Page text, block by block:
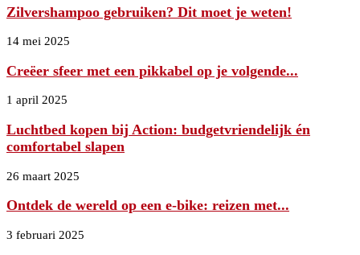
Zilvershampoo gebruiken? Dit moet je weten!
14 mei 2025
Creëer sfeer met een pikkabel op je volgende...
1 april 2025
Luchtbed kopen bij Action: budgetvriendelijk én
comfortabel slapen
26 maart 2025
Ontdek de wereld op een e-bike: reizen met...
3 februari 2025